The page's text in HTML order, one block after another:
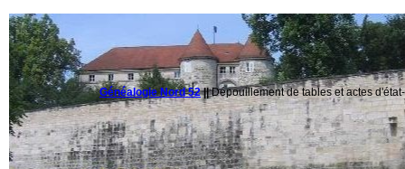
Généalogie Nord 52||Dépouillement de tables et actes